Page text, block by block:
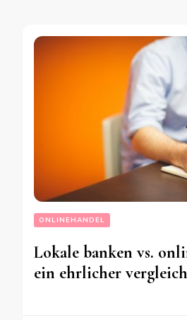
ONLINEHANDEL
Lokale banken vs.
ein ehrlicher vergleich